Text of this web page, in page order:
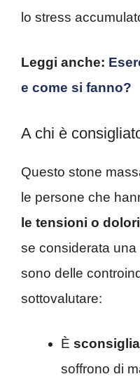
lo stress
Leggi anche:
e come si fanno?
A chi è
Questo stone
le persone che
le tensioni o
se considerata
sono delle
sottovalutare:
È
soffrono di